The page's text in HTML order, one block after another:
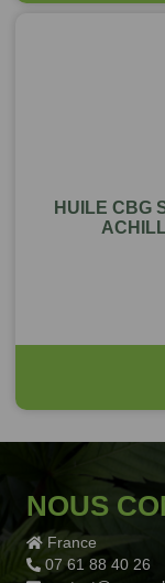
HUILE CBG
NOUS
France
07 61 88 40 26